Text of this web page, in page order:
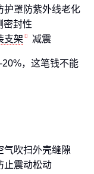
护罩防紫外线老化
密封性
支架 减震
，这笔钱不能
气吹扫外壳缝隙
止震动松动